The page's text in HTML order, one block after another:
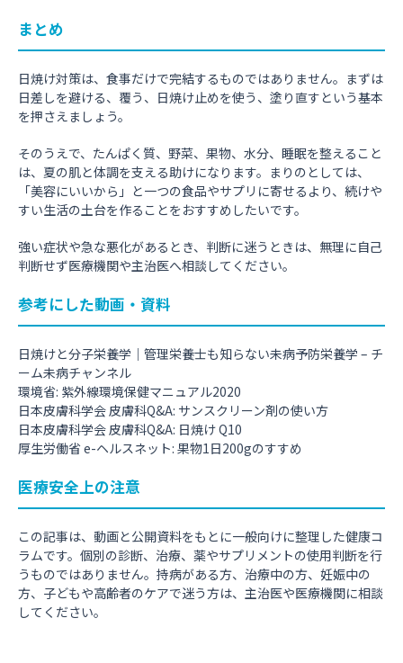
まとめ
日焼け対策は、食事だけで完結するものではありません。まずは
日差しを避ける、覆う、日焼け止めを使う、塗り直すという基本
を押さえましょう。
そのうえで、たんぱく質、野菜、果物、水分、睡眠を整えること
は、夏の肌と体調を支える助けになります。まりのとしては、
「美容にいいから」と一つの食品やサプリに寄せるより、続けや
すい生活の土台を作ることをおすすめしたいです。
強い症状や急な悪化があるとき、判断に迷うときは、無理に自己
判断せず医療機関や主治医へ相談してください。
参考にした動画・資料
日焼けと分子栄養学｜管理栄養士も知らない未病予防栄養学 – チ
ーム未病チャンネル
環境省: 紫外線環境保健マニュアル2020
日本皮膚科学会 皮膚科Q&A: サンスクリーン剤の使い方
日本皮膚科学会 皮膚科Q&A: 日焼け Q10
厚生労働省 e-ヘルスネット: 果物1日200gのすすめ
医療安全上の注意
この記事は、動画と公開資料をもとに一般向けに整理した健康コ
ラムです。個別の診断、治療、薬やサプリメントの使用判断を行
うものではありません。持病がある方、治療中の方、妊娠中の
方、子どもや高齢者のケアで迷う方は、主治医や医療機関に相談
してください。